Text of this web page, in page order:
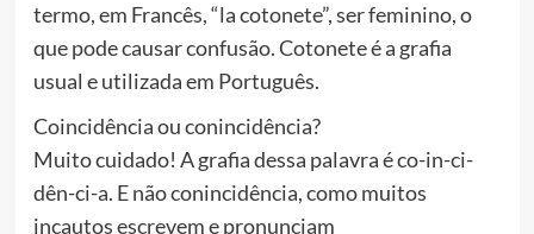
termo, em Francês, “la cotonete”, ser feminino, o
que pode causar confusão. Cotonete é a grafia
usual e utilizada em Português.
Coincidência ou conincidência?
Muito cuidado! A grafia dessa palavra é co-in-ci-
dên-ci-a. E não conincidência, como muitos
incautos escrevem e pronunciam